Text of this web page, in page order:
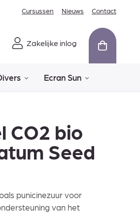
Cursussen Nieuws Contact
Zakelijke inlog
Ecran Sun
CO2 bio
Seed
punicinezuur voor
van het